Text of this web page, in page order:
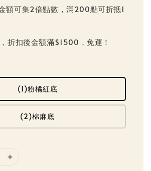
額可集2倍點數，滿200點可折抵1
折扣後金額滿$1500，免運！
(1)粉橘紅底
(2)棉麻底